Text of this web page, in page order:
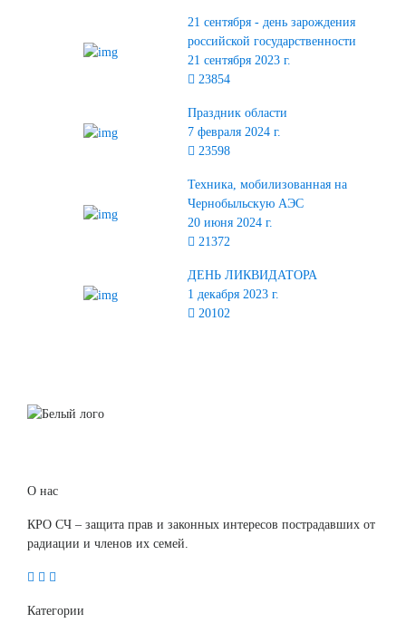
21 сентября - день зарождения
российской государственности
21 сентября 2023 г.
23854
Праздник области
7 февраля 2024 г.
23598
Техника, мобилизованная на
Чернобыльскую АЭС
20 июня 2024 г.
21372
ДЕНЬ ЛИКВИДАТОРА
1 декабря 2023 г.
20102
О нас
КРО СЧ – защита прав и законных интересов пострадавших от
радиации и членов их семей.
Категории